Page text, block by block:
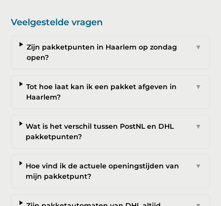
Veelgestelde vragen
Zijn pakketpunten in Haarlem op zondag
open?
▼
Tot hoe laat kan ik een pakket afgeven in
Haarlem?
▼
Wat is het verschil tussen PostNL en DHL
pakketpunten?
▼
Hoe vind ik de actuele openingstijden van
mijn pakketpunt?
▼